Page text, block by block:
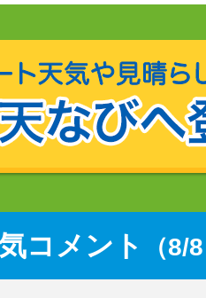
コメント （8/